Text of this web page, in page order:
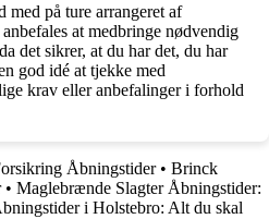
med på ture arrangeret af
at medbringe nødvendig
det sikrer, at du har det, du har
god idé at tjekke med
krav eller anbefalinger i forhold
Åbningstider• Brinck
• Maglebrænde Slagter Åbningstider:
i Holstebro: Alt du skal